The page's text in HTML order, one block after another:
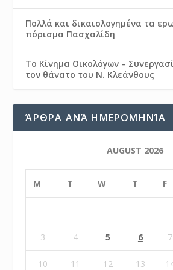
Πολλά και δικαιολογημένα τα
πόρισμα Πασχαλίδη
Το Κίνημα Οικολόγων –
τον θάνατο του Ν. Κλεάνθους
ΆΡΘΡΑ ΑΝΆ ΗΜΕΡΟΜΗΝΊΑ
AUGUST 2026
M T W T F
3 4 5 6 7
10 11 12 13